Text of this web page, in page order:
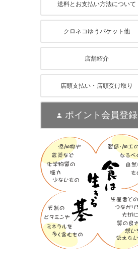
送料とお支払い方法について
クロネコゆうパケット他
店舗紹介
店頭支払い・店頭受け取り
ポイント会員登録